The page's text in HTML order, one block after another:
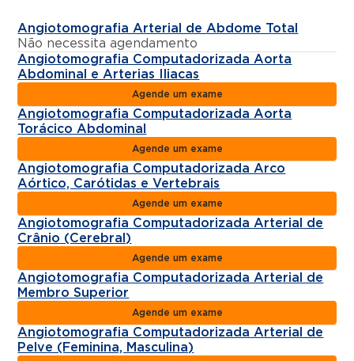
Angiotomografia Arterial de Abdome Total
Não necessita agendamento
Angiotomografia Computadorizada Aorta
Abdominal e Arterias Iliacas
Agende um exame
Angiotomografia Computadorizada Aorta
Torácico Abdominal
Agende um exame
Angiotomografia Computadorizada Arco
Aórtico, Carótidas e Vertebrais
Agende um exame
Angiotomografia Computadorizada Arterial de
Crânio (Cerebral)
Agende um exame
Angiotomografia Computadorizada Arterial de
Membro Superior
Agende um exame
Angiotomografia Computadorizada Arterial de
Pelve (Feminina, Masculina)